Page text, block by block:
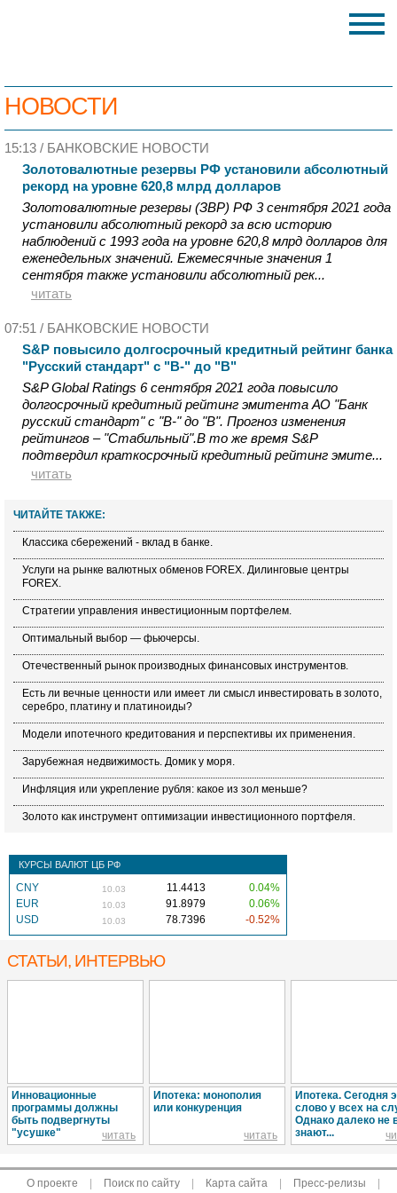
НОВОСТИ
15:13 / БАНКОВСКИЕ НОВОСТИ
Золотовалютные резервы РФ установили абсолютный
рекорд на уровне 620,8 млрд долларов
Золотовалютные резервы (ЗВР) РФ 3 сентября 2021 года
установили абсолютный рекорд за всю историю
наблюдений с 1993 года на уровне 620,8 млрд долларов для
еженедельных значений. Ежемесячные значения 1
сентября также установили абсолютный рек...
читать
07:51 / БАНКОВСКИЕ НОВОСТИ
S&P повысило долгосрочный кредитный рейтинг банка
"Русский стандарт" с "B-" до "B"
S&P Global Ratings 6 сентября 2021 года повысило
долгосрочный кредитный рейтинг эмитента АО "Банк
русский стандарт" с "B-" до "B". Прогноз изменения
рейтингов – "Стабильный".В то же время S&P
подтвердил краткосрочный кредитный рейтинг эмите...
читать
ЧИТАЙТЕ ТАКЖЕ:
Классика сбережений - вклад в банке.
Услуги на рынке валютных обменов FOREX. Дилинговые центры
FOREX.
Стратегии управления инвестиционным портфелем.
Оптимальный выбор — фьючерсы.
Отечественный рынок производных финансовых инструментов.
Есть ли вечные ценности или имеет ли смысл инвестировать в золото,
серебро, платину и платиноиды?
Модели ипотечного кредитования и перспективы их применения.
Зарубежная недвижимость. Домик у моря.
Инфляция или укрепление рубля: какое из зол меньше?
Золото как инструмент оптимизации инвестиционного портфеля.
КУРСЫ ВАЛЮТ ЦБ РФ
CNY 10.03 11.4413
0.04%
EUR
10.03 91.8979
0.06%
USD
10.03 78.7396 -0.52%
СТАТЬИ, ИНТЕРВЬЮ
Инновационные
программы должны
быть подвергнуты
"усушке"
читать
Ипотека: монополия
или конкуренция
читать
Ипотека. Сегодня
слово у всех на
Однако далеко не
знают...
О проекте Поиск по сайту Карта сайта Пресс-релизы